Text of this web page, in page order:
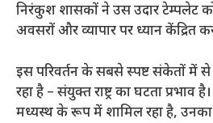
निरंकुश शासकों ने उस उदार टेम्पलेट
अवसरों और व्यापार पर ध्यान केंद्रित
इस परिवर्तन के सबसे स्पष्ट संकेतों में
रहा है – संयुक्त राष्ट्र का घटता प्रभाव
मध्यस्थ के रूप में शामिल रहा है,